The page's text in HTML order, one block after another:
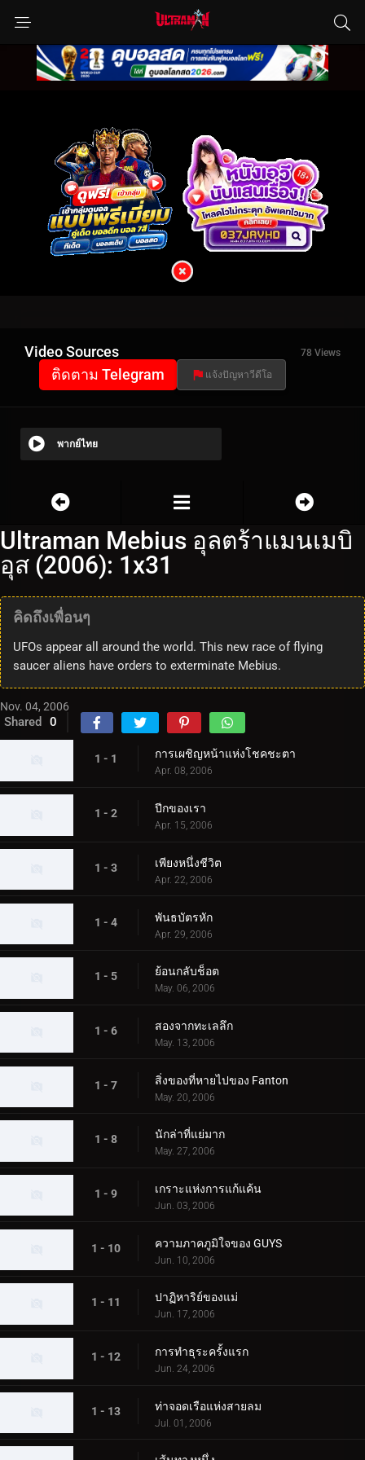
Video Sources 78 Views
ติดตาม Telegram แจ้งปัญหาวีดีโอ
พากย์ไทย
Ultraman Mebius อุลตร้าแมนเมบิ
อุส (2006): 1x31
คิดถึงเพื่อนๆ
UFOs appear all around the world. This new race of flying
saucer aliens have orders to exterminate Mebius.
Nov. 04, 2006
Shared 0
1 - 1 การเผชิญหน้าแห่งโชคชะตา
Apr. 08, 2006
1 - 2 ปีกของเรา
Apr. 15, 2006
1 - 3 เพียงหนึ่งชีวิต
Apr. 22, 2006
1 - 4 พันธบัตรหัก
Apr. 29, 2006
1 - 5 ย้อนกลับช็อต
May. 06, 2006
1 - 6 สองจากทะเลลึก
May. 13, 2006
1 - 7 สิ่งของที่หายไปของ Fanton
May. 20, 2006
1 - 8 นักล่าที่แย่มาก
May. 27, 2006
1 - 9 เกราะแห่งการแก้แค้น
Jun. 03, 2006
1 - 10 ความภาคภูมิใจของ GUYS
Jun. 10, 2006
1 - 11 ปาฏิหาริย์ของแม่
Jun. 17, 2006
1 - 12 การทำธุระครั้งแรก
Jun. 24, 2006
1 - 13 ท่าจอดเรือแห่งสายลม
Jul. 01, 2006